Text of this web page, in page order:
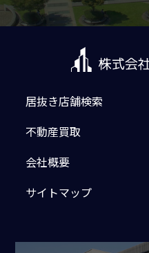
居抜き店舗検索
不動産買取
会社概要
サイトマップ